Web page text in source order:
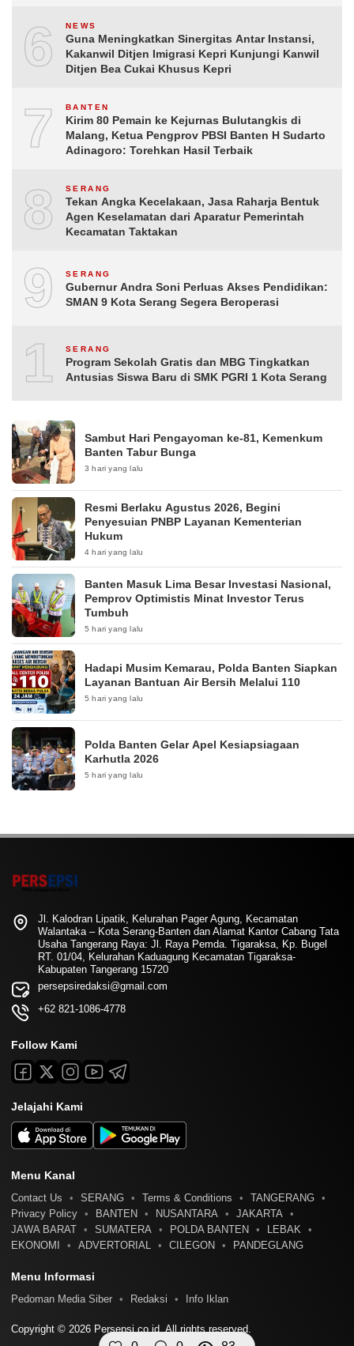
6 NEWS
Guna Meningkatkan Sinergitas Antar Instansi,
Kakanwil Ditjen Imigrasi Kepri Kunjungi Kanwil
Ditjen Bea Cukai Khusus Kepri
7 BANTEN
Kirim 80 Pemain ke Kejurnas Bulutangkis di
Malang, Ketua Pengprov PBSI Banten H Sudarto
Adinagoro: Torehkan Hasil Terbaik
8 SERANG
Tekan Angka Kecelakaan, Jasa Raharja Bentuk
Agen Keselamatan dari Aparatur Pemerintah
Kecamatan Taktakan
9 SERANG
Gubernur Andra Soni Perluas Akses Pendidikan:
SMAN 9 Kota Serang Segera Beroperasi
10SERANG
Program Sekolah Gratis dan MBG Tingkatkan
Antusias Siswa Baru di SMK PGRI 1 Kota Serang
Sambut Hari Pengayoman ke-81, Kemenkum
Banten Tabur Bunga
3 hari yang lalu
Resmi Berlaku Agustus 2026, Begini
Penyesuian PNBP Layanan Kementerian
Hukum
4 hari yang lalu
Banten Masuk Lima Besar Investasi Nasional,
Pemprov Optimistis Minat Investor Terus
Tumbuh
5 hari yang lalu
Hadapi Musim Kemarau, Polda Banten Siapkan
Layanan Bantuan Air Bersih Melalui 110
5 hari yang lalu
Polda Banten Gelar Apel Kesiapsiagaan
Karhutla 2026
5 hari yang lalu
Jl. Kalodran Lipatik, Kelurahan Pager Agung, Kecamatan
Walantaka – Kota Serang-Banten dan Alamat Kantor Cabang Tata
Usaha Tangerang Raya: Jl. Raya Pemda. Tigaraksa, Kp. Bugel
RT. 01/04, Kelurahan Kaduagung Kecamatan Tigaraksa-
Kabupaten Tangerang 15720
persepsiredaksi@gmail.com
+62 821-1086-4778
Follow Kami
Jelajahi Kami
Menu Kanal
Contact Us SERANG Terms & Conditions
TANGERANG
Privacy Policy
BANTEN NUSANTARA
JAKARTA
JAWA BARAT
SUMATERA POLDA BANTEN
LEBAK
EKONOMI
ADVERTORIAL CILEGON PANDEGLANG
Menu Informasi
Pedoman Media Siber Redaksi Info Iklan
Copyright © 2026 Persepsi.co.id. All rights reserved.